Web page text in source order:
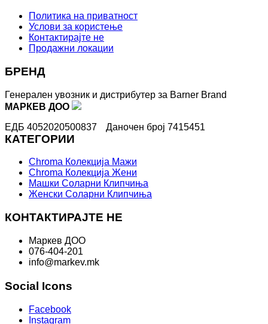
Политика на приватност
Услови за користење
Контактирајте не
Продажни локации
БРЕНД
Генерален увозник и дистрибутер за Barner Brand
МАРКЕВ ДОО
ЕДБ 4052020500837
Даночен број 7415451
КАТЕГОРИИ
Chroma Колекција Мажи
Chroma Колекција Жени
Машки Соларни Клипчиња
Женски Соларни Клипчиња
КОНТАКТИРАЈТЕ НЕ
Маркев ДОО
076-404-201
info@markev.mk
Social Icons
Facebook
Instagram